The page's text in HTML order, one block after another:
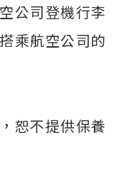
公司登機行李
乘航空公司的
恕不提供保養